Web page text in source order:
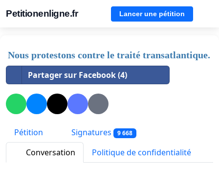
Petitionenligne.fr Lancer une pétition
Nous protestons contre le traité transatlantique.
Partager sur Facebook (4)
Pétition Signatures 9 668
Conversation Politique de confidentialité